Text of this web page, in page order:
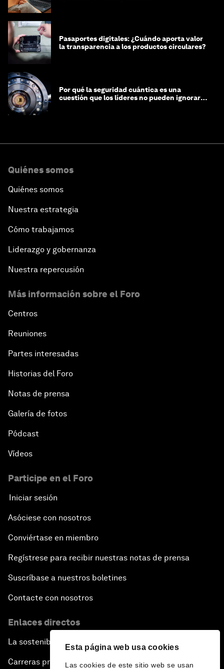
Esta página web usa cookies
Las cookies de este sitio web se usan
Pasaportes digitales: ¿Cuándo aporta valor
la transparencia a los productos circulares?
Por qué la seguridad cuántica es una
cuestión que los líderes no pueden ignorar
Quiénes somos
Quiénes somos
Nuestra estrategia
Cómo trabajamos
Liderazgo y gobernanza
Nuestra repercusión
Más información sobre el Foro
Centros
Reuniones
Partes interesadas
Historias del Foro
Notas de prensa
Galería de fotos
Pódcast
Vídeos
Participe en el Foro
Iniciar sesión
Asóciese con nosotros
Conviértase en miembro
Regístrese para recibir nuestras notas de prensa
Suscríbase a nuestros boletines
Contacte con nosotros
Enlaces directos
La sostenibilidad en el Foro
Carreras profesionales